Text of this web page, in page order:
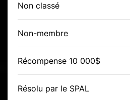
Non classé
Non-membre
Récompense 10 000$
Résolu par le SPAL